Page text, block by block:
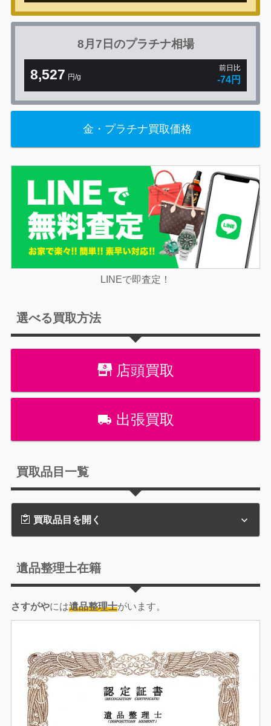
8月7日のプラチナ相場
8,527 円/g
前日比
-74円
金・プラチナ買取価格
LINEで即査定！
選べる買取方法
店頭買取
出張買取
買取品目一覧
買取品目を開く
遺品整理士在籍
さすがやには遺品整理士がいます。